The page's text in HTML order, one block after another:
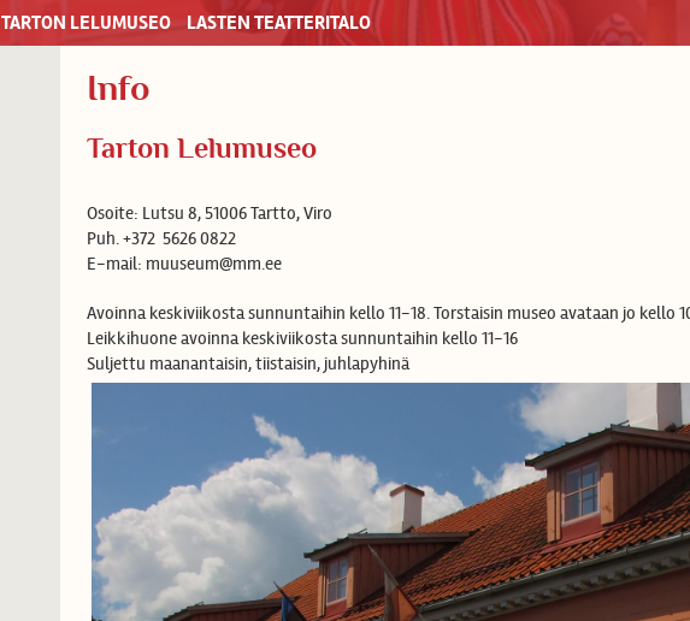
TARTON LELUMUSEO LASTEN TEATTERITALO
Info
Tarton Lelumuseo
Osoite: Lutsu 8, 51006 Tartto, Viro
Puh. +372 5626 0822
E-mail: muuseum@mm.ee
Avoinna keskiviikosta sunnuntaihin kello 11-18. Torstaisin museo avataan jo kello
Leikkihuone avoinna keskiviikosta sunnuntaihin kello 11-16
Suljettu maanantaisin, tiistaisin, juhlapyhinä